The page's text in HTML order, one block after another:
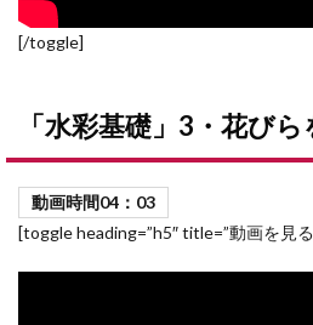
[/toggle]
「水彩基礎」3・花びら
動画時間04 ：03
[toggle heading=”h5″ title=”動画を見